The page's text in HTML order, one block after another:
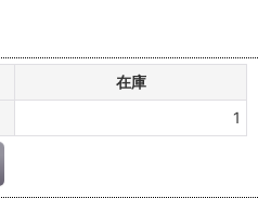
在庫
1